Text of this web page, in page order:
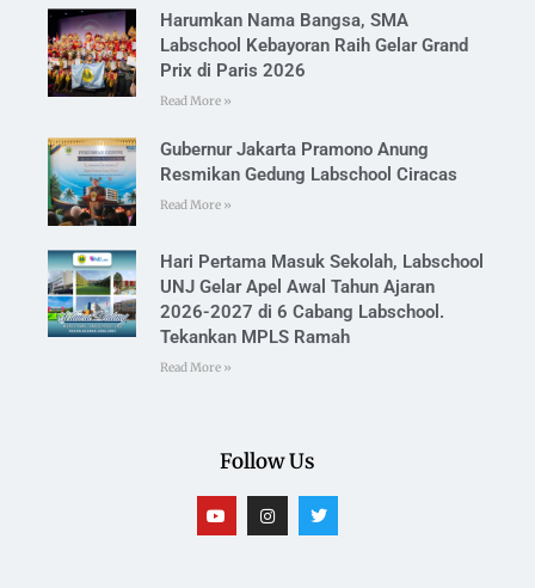
Harumkan Nama Bangsa, SMA
Labschool Kebayoran Raih Gelar Grand
Prix di Paris 2026
Read More »
Gubernur Jakarta Pramono Anung
Resmikan Gedung Labschool Ciracas
Read More »
Hari Pertama Masuk Sekolah, Labschool
UNJ Gelar Apel Awal Tahun Ajaran
2026-2027 di 6 Cabang Labschool.
Tekankan MPLS Ramah
Read More »
Follow Us